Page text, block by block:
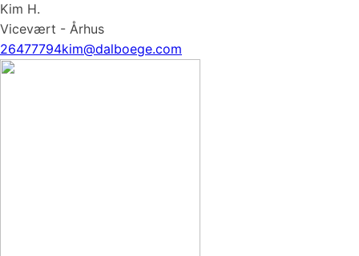
Kim H.
Vicevært - Århus
26477794kim@dalboege.com